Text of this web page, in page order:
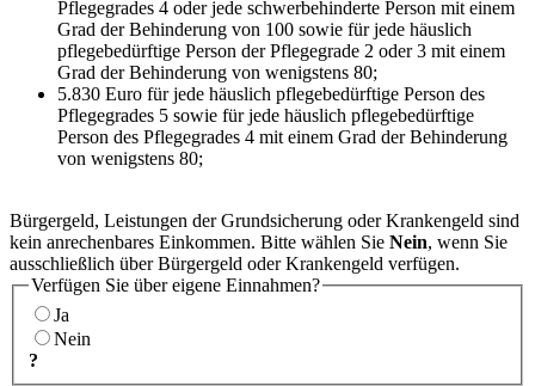
Pflegegrades 4 oder jede schwerbehinderte Person mit einem
Grad der Behinderung von 100 sowie für jede häuslich
pflegebedürftige Person der Pflegegrade 2 oder 3 mit einem
Grad der Behinderung von wenigstens 80;
5.830 Euro für jede häuslich pflegebedürftige Person des
Pflegegrades 5 sowie für jede häuslich pflegebedürftige
Person des Pflegegrades 4 mit einem Grad der Behinderung
von wenigstens 80;
Bürgergeld, Leistungen der Grundsicherung oder Krankengeld sind
kein anrechenbares Einkommen. Bitte wählen Sie Nein, wenn Sie
ausschließlich über Bürgergeld oder Krankengeld verfügen.
Verfügen Sie über eigene Einnahmen?
Ja
Nein
?